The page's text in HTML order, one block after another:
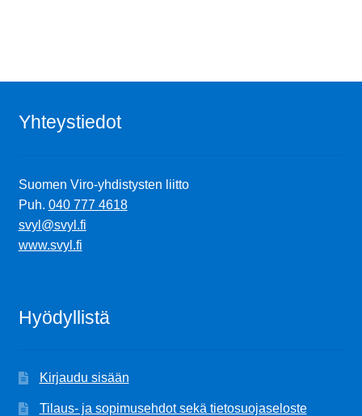
Yhteystiedot
Suomen Viro-yhdistysten liitto
Puh. 040 777 4618
svyl@svyl.fi
www.svyl.fi
Hyödyllistä
Kirjaudu sisään
Tilaus- ja sopimusehdot sekä tietosuojaseloste